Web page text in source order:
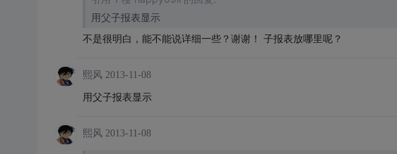
用父子报表显示
不是很明白，能不能说详细一些？谢谢！ 子报表放哪里呢？
熙风 2013-11-08
用父子报表显示
熙风 2013-11-08